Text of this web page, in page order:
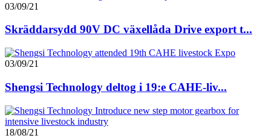
03/09/21
Skräddarsydd 90V DC växellåda Drive export t...
03/09/21
Shengsi Technology deltog i 19:e CAHE-liv...
18/08/21